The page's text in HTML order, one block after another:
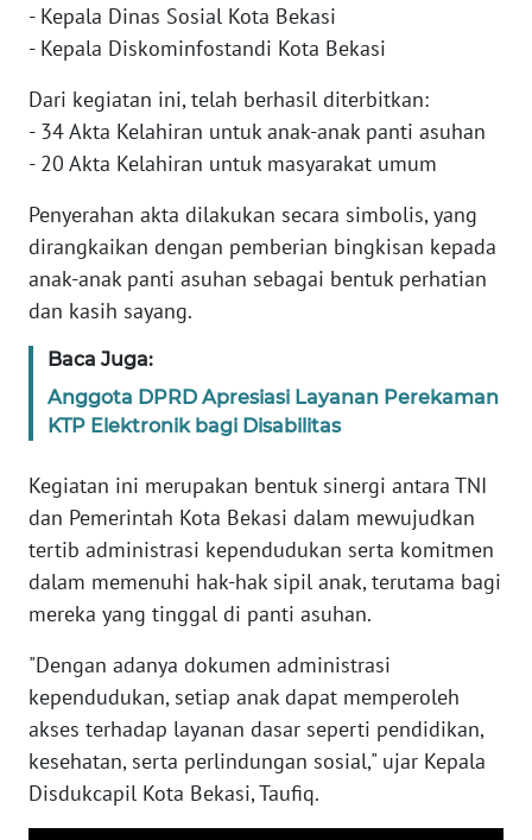
- Kepala Dinas Sosial Kota Bekasi
- Kepala Diskominfostandi Kota Bekasi
Dari kegiatan ini, telah berhasil diterbitkan:
- 34 Akta Kelahiran untuk anak-anak panti asuhan
- 20 Akta Kelahiran untuk masyarakat umum
Penyerahan akta dilakukan secara simbolis, yang
dirangkaikan dengan pemberian bingkisan kepada
anak-anak panti asuhan sebagai bentuk perhatian
dan kasih sayang.
Baca Juga:
Anggota DPRD Apresiasi Layanan Perekaman
KTP Elektronik bagi Disabilitas
Kegiatan ini merupakan bentuk sinergi antara TNI
dan Pemerintah Kota Bekasi dalam mewujudkan
tertib administrasi kependudukan serta komitmen
dalam memenuhi hak-hak sipil anak, terutama bagi
mereka yang tinggal di panti asuhan.
"Dengan adanya dokumen administrasi
kependudukan, setiap anak dapat memperoleh
akses terhadap layanan dasar seperti pendidikan,
kesehatan, serta perlindungan sosial," ujar Kepala
Disdukcapil Kota Bekasi, Taufiq.
WN
SULTENG
SULBAR
BABEL
WN
SUMBAR
SUMSEL
BENGKULU
WN
LAMPUNG
JATENG
WN
NUSANTARA